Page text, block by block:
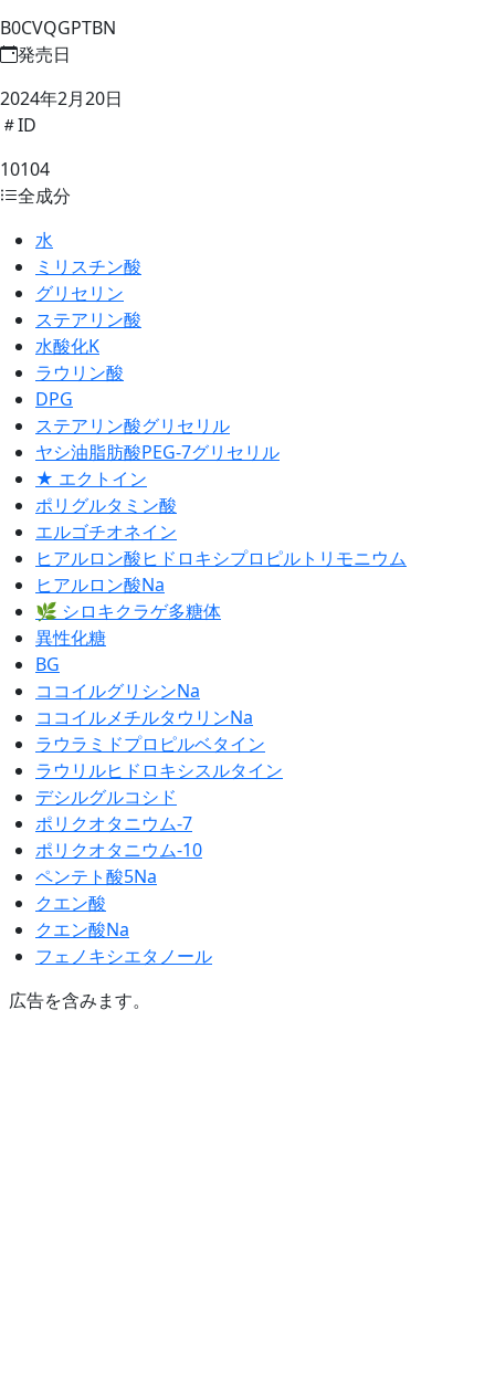
B0CVQGPTBN
発売日
2024年2月20日
ID
10104
全成分
水
ミリスチン酸
グリセリン
ステアリン酸
水酸化K
ラウリン酸
DPG
ステアリン酸グリセリル
ヤシ油脂肪酸PEG-7グリセリル
★ エクトイン
ポリグルタミン酸
エルゴチオネイン
ヒアルロン酸ヒドロキシプロピルトリモニウム
ヒアルロン酸Na
🌿 シロキクラゲ多糖体
異性化糖
BG
ココイルグリシンNa
ココイルメチルタウリンNa
ラウラミドプロピルベタイン
ラウリルヒドロキシスルタイン
デシルグルコシド
ポリクオタニウム-7
ポリクオタニウム-10
ペンテト酸5Na
クエン酸
クエン酸Na
フェノキシエタノール
広告を含みます。